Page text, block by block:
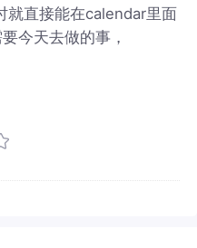
就直接能在calendar里面
今天去做的事，